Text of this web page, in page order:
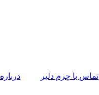
تماس با چرم دلیر